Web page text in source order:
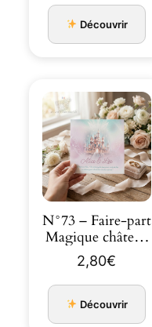
Découvrir
N°73 – Faire-part
Magique château
rose bleu et …
2,80€
Découvrir